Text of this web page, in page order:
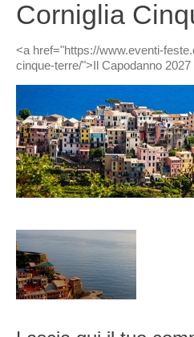
Corniglia
<a href="https://www.eventi-
cinque-terre/">Il Capodanno